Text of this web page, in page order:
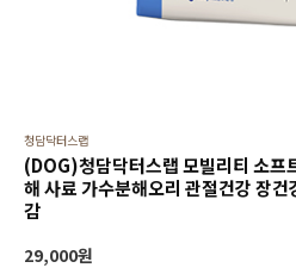
청담닥터스랩
(DOG)청담닥터스랩 모빌리티 소
해 사료 가수분해오리 관절건강 장건
감
29,000원